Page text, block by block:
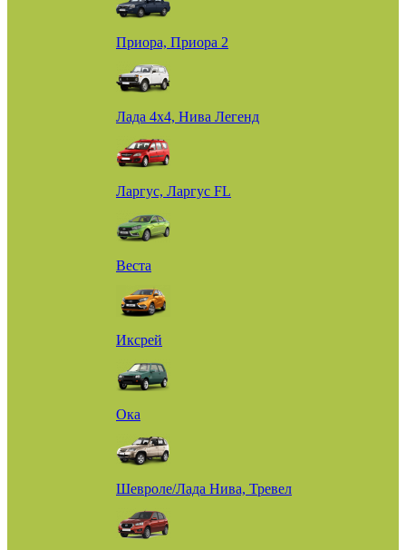
Приора, Приора 2
Лада 4х4, Нива Легенд
Ларгус, Ларгус FL
Веста
Иксрей
Ока
Шевроле/Лада Нива, Тревел